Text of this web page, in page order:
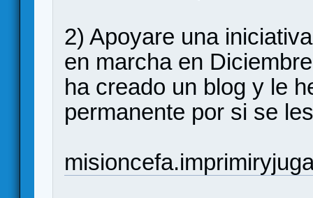
2) Apoyare una
en marcha en
ha creado un blog y le
permanente por si se